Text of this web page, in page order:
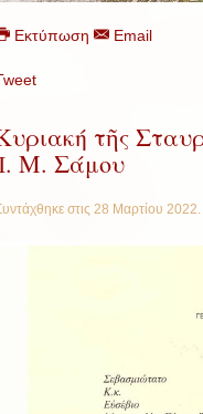
Εκτύπωση Email
τῆς
Μ. Σάμου
στις 28 Μαρτίου 2022